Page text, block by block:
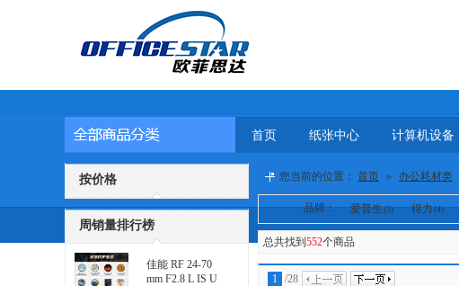
首页 纸张中心 计算机设备
您当前的位置： 首页 » 办公耗材类
品牌： 爱普生(3) 得力(4)
总共找到 552个商品
1 /28
按价格
周销量排行榜
佳能 RF 24-70
mm F2.8 L IS U